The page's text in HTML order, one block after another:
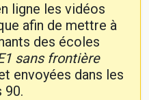
ligne les vidéos
afin de mettre à
des écoles
sans frontière
envoyées dans les
90.